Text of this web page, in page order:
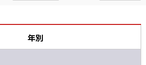
年別